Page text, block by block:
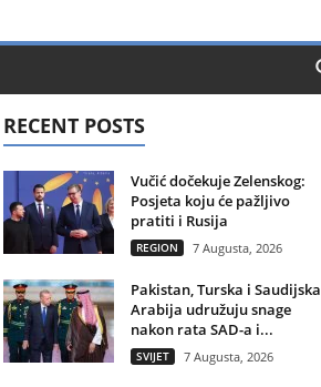
RECENT POSTS
Vučić dočekuje Zelenskog:
Posjeta koju će pažljivo
pratiti i Rusija
REGION 7 Augusta, 2026
Pakistan, Turska i Saudijska
Arabija udružuju snage
nakon rata SAD-a i...
SVIJET 7 Augusta, 2026